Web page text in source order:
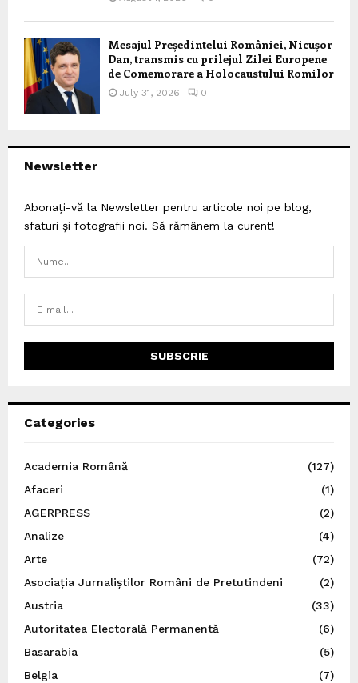
Mesajul Președintelui României, Nicușor
Dan, transmis cu prilejul Zilei Europene
de Comemorare a Holocaustului Romilor
July 31, 2026 0
Newsletter
Abonați-vă la Newsletter pentru articole noi pe blog,
sfaturi și fotografii noi. Să rămânem la curent!
Categories
Academia Română
(127)
Afaceri
(1)
AGERPRESS
(2)
Analize
(4)
Arte
(72)
Asociația Jurnaliștilor Români de Pretutindeni
(2)
Austria
(33)
Autoritatea Electorală Permanentă
(6)
Basarabia
(5)
Belgia
(7)